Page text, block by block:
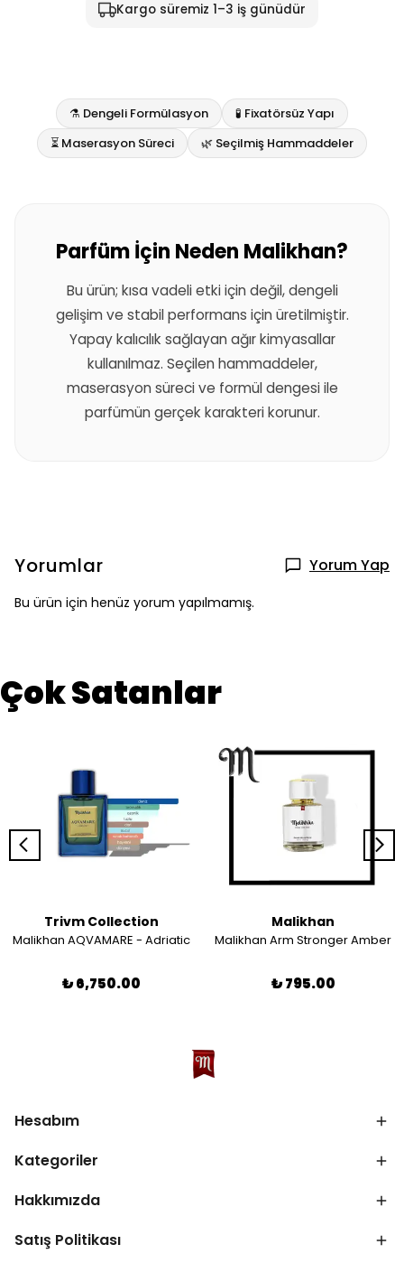
Kargo süremiz 1–3 iş günüdür
⚗️ Dengeli Formülasyon
🧪 Fixatörsüz Yapı
⏳ Maserasyon Süreci
🌿 Seçilmiş Hammaddeler
Parfüm İçin Neden Malikhan?
Bu ürün; kısa vadeli etki için değil, dengeli
gelişim ve stabil performans için üretilmiştir.
Yapay kalıcılık sağlayan ağır kimyasallar
kullanılmaz. Seçilen hammaddeler,
maserasyon süreci ve formül dengesi ile
parfümün gerçek karakteri korunur.
Yorumlar Yorum Yap
Bu ürün için henüz yorum yapılmamış.
Çok Satanlar
Trivm Collection
Malikhan AQVAMARE - Adriatic
₺ 6,750.00
Malikhan
Malikhan Arm Stronger Amber
₺ 795.00
Hesabım
Kategoriler
Hakkımızda
Satış Politikası